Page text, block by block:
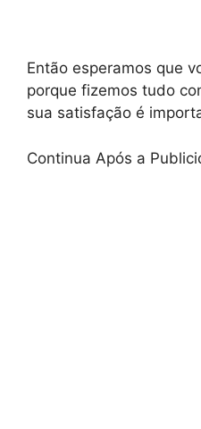
Então esperamos que
porque fizemos tudo
sua satisfação é
Continua Após a